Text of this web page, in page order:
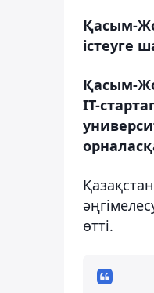
Қасым-
істеуге
Қасым-
IT-
өтті.